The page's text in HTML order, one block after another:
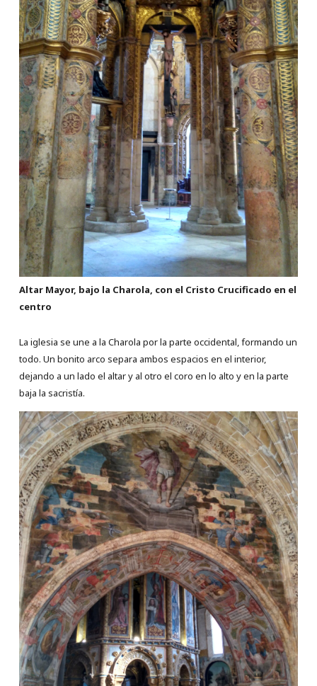
Altar Mayor, bajo la Charola, con el Cristo Crucificado en el
centro
La iglesia se une a la Charola por la parte occidental, formando un
todo. Un bonito arco separa ambos espacios en el interior,
dejando a un lado el altar y al otro el coro en lo alto y en la parte
baja la sacristía.